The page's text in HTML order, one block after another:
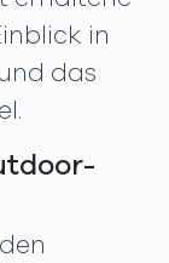
in
das